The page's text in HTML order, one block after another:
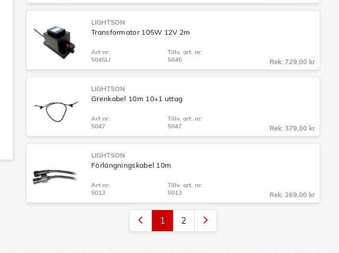
LIGHTSON
Transformator 105W 12V 2m
Art nr:
5045LI
Tillv. art. nr:
5045
Rek: 729,00 kr
LIGHTSON
Grenkabel 10m 10+1 uttag
Art nr:
5047
Tillv. art. nr:
5047
Rek: 379,00 kr
LIGHTSON
Förlängningskabel 10m
Art nr:
5013
Tillv. art. nr:
5013
Rek: 269,00 kr
1 2